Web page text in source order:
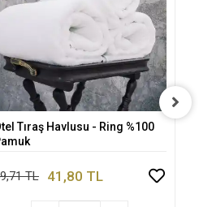
Sepete Ekle
Tıraş Havlusu - Ring %100
TL 41,80 TL